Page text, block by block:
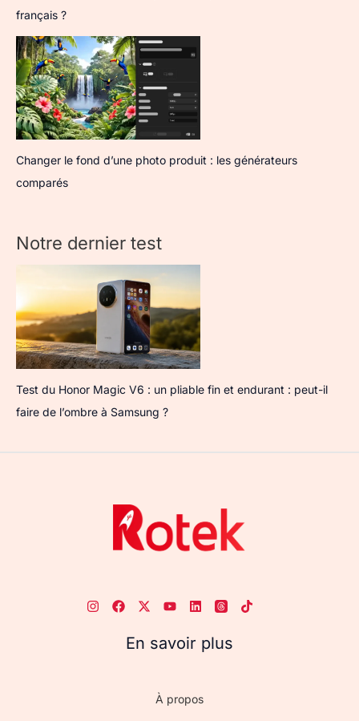
français ?
Changer le fond d’une photo produit : les générateurs
comparés
Notre dernier test
Test du Honor Magic V6 : un pliable fin et endurant : peut-il
faire de l’ombre à Samsung ?
En savoir plus
À propos